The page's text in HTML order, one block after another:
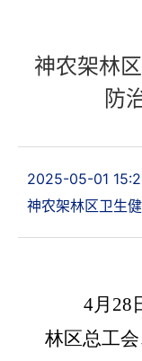
神农架林
防
2025-05-01
神农架林区卫生
4月28
林区总工